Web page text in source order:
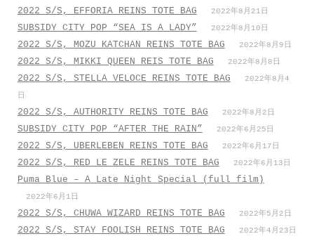
2022 S/S, EFFORIA REINS TOTE BAG 2022年8月21日
SUBSIDY CITY POP “SEA IS A LADY” 2022年8月10日
2022 S/S, MOZU KATCHAN REINS TOTE BAG 2022年8月9日
2022 S/S, MIKKI QUEEN REIS TOTE BAG 2022年8月8日
2022 S/S, STELLA VELOCE REINS TOTE BAG
2022年8月4
日
2022 S/S, AUTHORITY REINS TOTE BAG 2022年8月2日
SUBSIDY CITY POP “AFTER THE RAIN” 2022年6月25日
2022 S/S, UBERLEBEN REINS TOTE BAG 2022年6月17日
2022 S/S, RED LE ZELE REINS TOTE BAG 2022年6月13日
Puma Blue – A Late Night Special (full film)
2022年6月1日
2022 S/S, CHUWA WIZARD REINS TOTE BAG 2022年5月2日
2022 S/S, STAY FOOLISH REINS TOTE BAG 2022年4月23日